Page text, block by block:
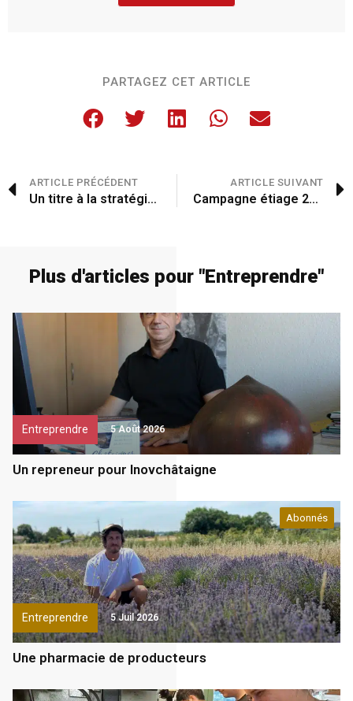
PARTAGEZ CET ARTICLE
ARTICLE PRÉCÉDENT
Un titre à la stratégie éditoriale inchangée
ARTICLE SUIVANT
Campagne étiage 2024
Plus d'articles pour "Entreprendre"
Entreprendre 5 Août 2026
Un repreneur pour Inovchâtaigne
Entreprendre
Abonnés
5 Juil 2026
Une pharmacie de producteurs